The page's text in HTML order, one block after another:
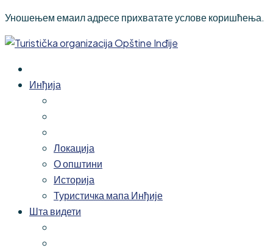
Уношењем емаил адресе прихватате услове коришћења.
Инђија
Локација
О општини
Историја
Туристичка мапа Инђије
Шта видети